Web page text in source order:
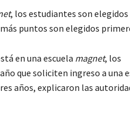
, los estudiantes son elegidos
puntos son elegidos
en una escuela magnet, los
que soliciten ingreso a una
años, explicaron las